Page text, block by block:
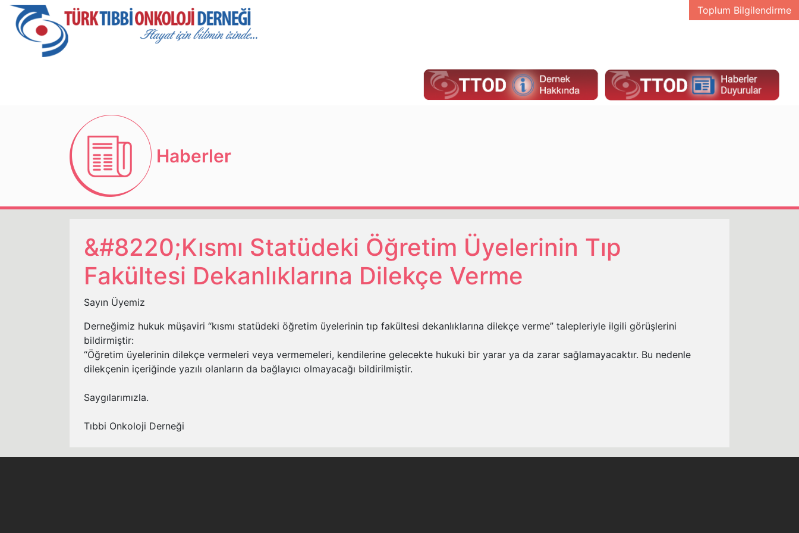
Toplum Bilgilendirme
Haberler
&#8220;Kısmı Statüdeki Öğretim Üyelerinin Tıp
Fakültesi Dekanlıklarına Dilekçe Verme
Sayın Üyemiz
Derneğimiz hukuk müşaviri “kısmı statüdeki öğretim üyelerinin tıp fakültesi dekanlıklarına dilekçe verme” talepleriyle ilgili görüşlerini
bildirmiştir:
“Öğretim üyelerinin dilekçe vermeleri veya vermemeleri, kendilerine gelecekte hukuki bir yarar ya da zarar sağlamayacaktır. Bu nedenle
dilekçenin içeriğinde yazılı olanların da bağlayıcı olmayacağı bildirilmiştir.
Saygılarımızla.
Tıbbi Onkoloji Derneği